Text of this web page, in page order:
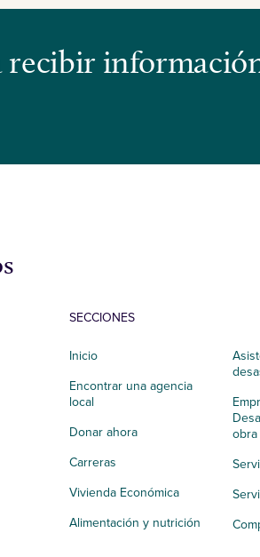
SECCIONES
Inicio
Encontrar una agencia
local
Donar ahora
Carreras
Vivienda Económica
Alimentación y nutrición
obra